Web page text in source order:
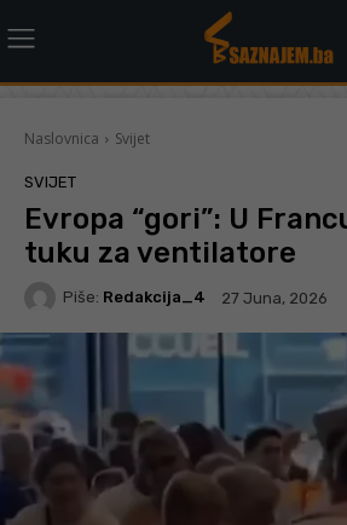
Naslovnica Svijet
SVIJET
Evropa “gori”: U
tuku za ventilatore
Piše: Redakcija_4 27 Juna, 2026